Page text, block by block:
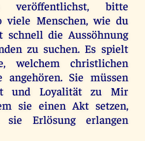
veröffentlichst, bitte
viele Menschen, wie du
schnell die Aussöhnung
zu suchen. Es spielt
welchem christlichen
angehören. Sie müssen
und Loyalität zu Mir
sie einen Akt setzen,
Erlösung erlangen